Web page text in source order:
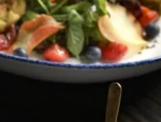
Die Speisenauswahl wechselt
Region. Im Inneren des
Sommer lädt der gemütliche
Verweilen ein.